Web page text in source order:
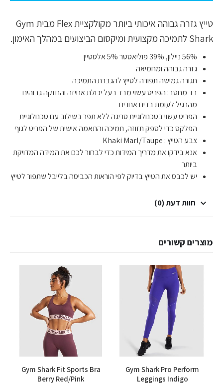
טייץ גזרה גבוהה איכותי ביותר מקולקציית Flex מבית Gym
Shark לתמיכה מקצועית ומיקסום הביצועים במהלך האימון.
56% ניילון, 39% פוליאסטר 5% אלסטיין
גזרה גבוהה ומחמיאה
חגורה גמישה תפורה לטייץ להגברת התמיכה
בד מחטב: הפריט עשוי מבד בעל יכולת אחיזה והחזקה גבוהים
מהרגיל לעומת בדים אחרים
הפריט עשוי בטכנולוגיית סריגה ללא תפר בשילוב עם טכנולוגיית
הפלקס כדי לספק תזוזה, תמיכה והתאמה אישית של הפריט לגוף
צבע הטייץ : Khaki Marl/Taupe
אנא בידקו את מדריך המידות כדי לבחור לכם את המידה המדויקת
ביותר
יש לכבס את הטייץ בדיוק לפי הוראות הכביסה בלייבל שתפור לטייץ
חוות דעת (0)
מוצרים קשורים
למוצר זה יש מספר סוגים. ניתן לבחור את האפשרויות בעמוד המוצר
Gym Shark Pro Perform
Leggings Indigo
למוצר זה יש מספר סוגים. ניתן לבחור את האפשרויות בעמוד המוצר
Gym Shark Fit Sports Bra
Berry Red/Pink